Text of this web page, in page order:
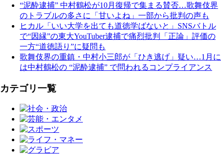
“泥酔逮捕” 中村鶴松が10月復帰で集まる賛否…歌舞伎界
のトラブルの多さに「甘いよね」一部から批判の声も
ヒカル「いい大学を出ても道徳学ばないと」SNSバトル
で“因縁”の東大YouTuber逮捕で痛烈批判「正論」評価の
一方“道徳語り”に疑問も
歌舞伎界の重鎮・中村小三郎が「ひき逃げ」疑い…1月に
は中村鶴松の “泥酔逮捕” で問われるコンプライアンス
カテゴリ一覧